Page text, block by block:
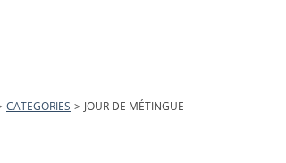
CATEGORIES > JOUR DE MÉTINGUE